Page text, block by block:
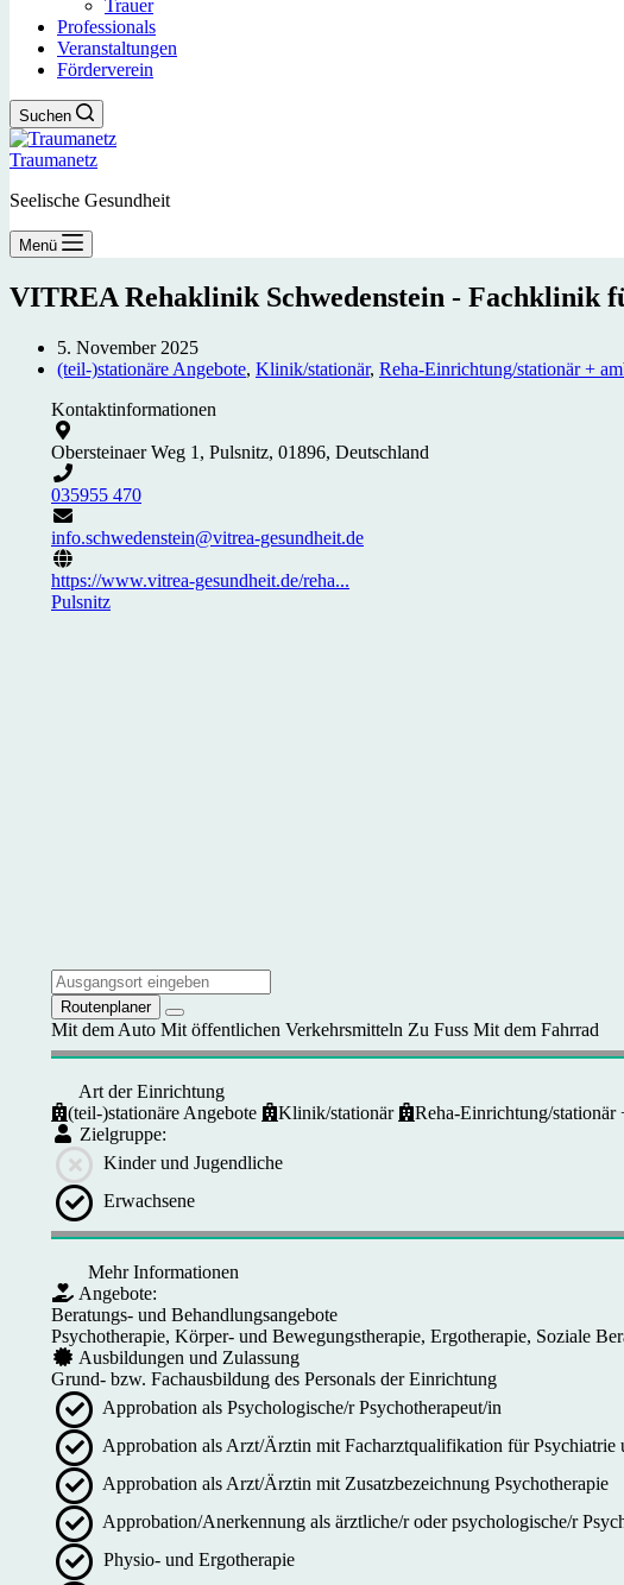
Trauer
Professionals
Veranstaltungen
Förderverein
Suchen
Traumanetz
Seelische Gesundheit
Menü
VITREA Rehaklinik Schwedenstein - Fachklinik
5. November 2025
(teil-)stationäre Angebote, Klinik/stationär, Reha-Einrichtung/stationär +
Kontaktinformationen
Obersteinaer Weg 1, Pulsnitz, 01896, Deutschland
035955 470
info.schwedenstein@vitrea-gesundheit.de
https://www.vitrea-gesundheit.de/reha...
Pulsnitz
Routenplaner
Mit dem Auto Mit öffentlichen Verkehrsmitteln Zu Fuss Mit dem Fahrrad
Art der Einrichtung
(teil-)stationäre Angebote
Klinik/stationär
Reha-Einrichtung/stationär
Zielgruppe:
Kinder und Jugendliche
Erwachsene
Mehr Informationen
Angebote:
Beratungs- und Behandlungsangebote
Psychotherapie, Körper- und Bewegungstherapie, Ergotherapie, Soziale
Ausbildungen und Zulassung
Grund- bzw. Fachausbildung des Personals der Einrichtung
Approbation als Psychologische/r Psychotherapeut/in
Approbation als Arzt/Ärztin mit Facharztqualifikation für Psychiatrie
Approbation als Arzt/Ärztin mit Zusatzbezeichnung Psychotherapie
Approbation/Anerkennung als ärztliche/r oder psychologische/r
Physio- und Ergotherapie